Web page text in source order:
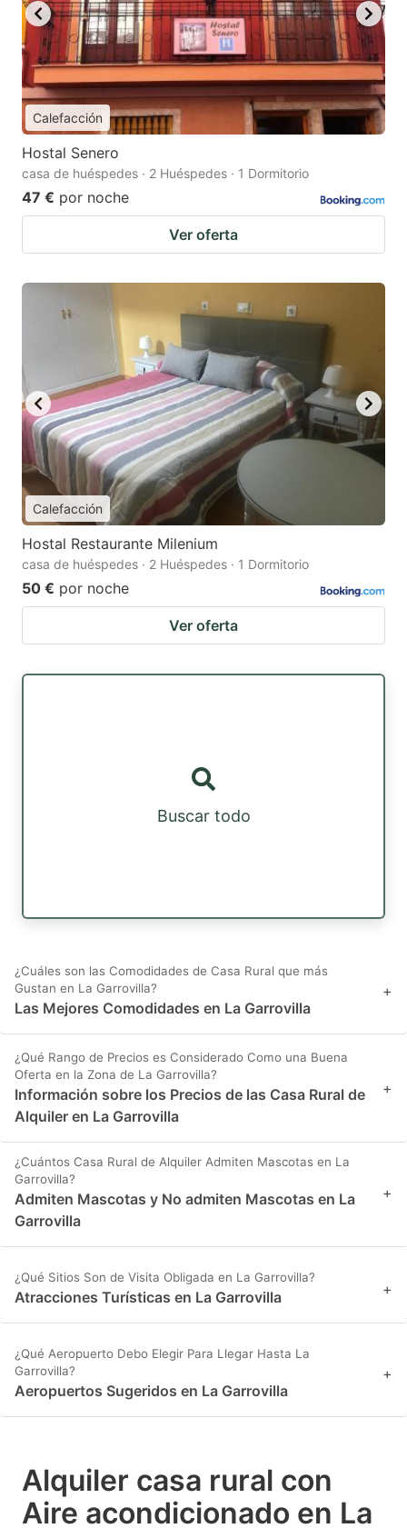
Calefacción
Hostal Senero
casa de huéspedes · 2 Huéspedes · 1 Dormitorio
47 € por noche
Ver oferta
Calefacción
Hostal Restaurante Milenium
casa de huéspedes · 2 Huéspedes · 1 Dormitorio
50 € por noche
Ver oferta
Buscar todo
¿Cuáles son las Comodidades de Casa Rural que más
Gustan en La Garrovilla?
Las Mejores Comodidades en La Garrovilla
+
¿Qué Rango de Precios es Considerado Como una Buena
Oferta en la Zona de La Garrovilla?
Información sobre los Precios de las Casa Rural de
Alquiler en La Garrovilla
+
¿Cuántos Casa Rural de Alquiler Admiten Mascotas en La
Garrovilla?
Admiten Mascotas y No admiten Mascotas en La
Garrovilla
+
¿Qué Sitios Son de Visita Obligada en La Garrovilla?
Atracciones Turísticas en La Garrovilla +
¿Qué Aeropuerto Debo Elegir Para Llegar Hasta La
Garrovilla?
Aeropuertos Sugeridos en La Garrovilla
+
Alquiler casa rural con
Aire acondicionado en La